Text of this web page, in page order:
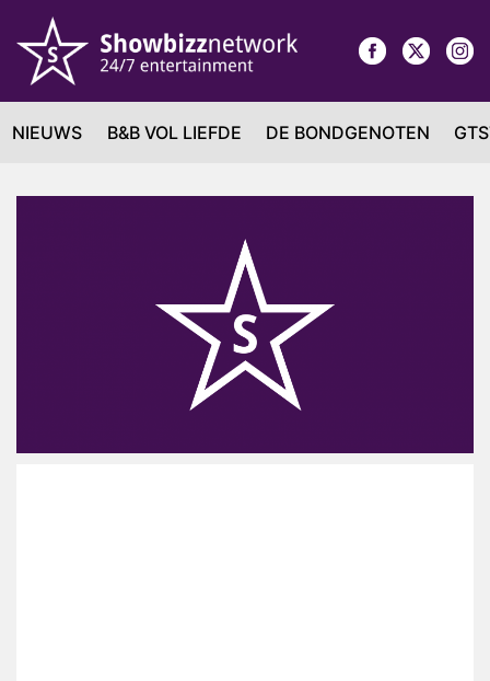
NIEUWS B&B VOL LIEFDE DE BONDGENOTEN